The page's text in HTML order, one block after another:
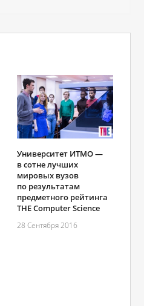
Университет ИТМО —
в сотне лучших
мировых вузов
по результатам
предметного рейтинга
THE Computer Science
28 Сентября 2016